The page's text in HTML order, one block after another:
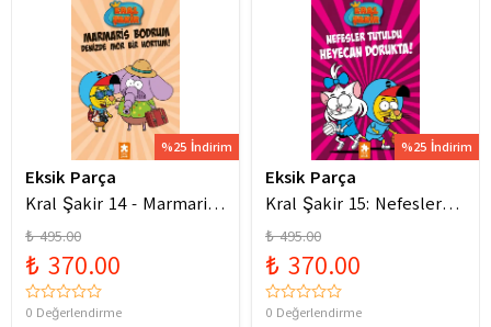
%25 İndirim
Eksik Parça
Kral Şakir 14 - Marmaris
Bodrum Denizde Mor Bir
Hortum
₺ 495.00
₺ 370.00
0 Değerlendirme
%25 İndirim
Eksik Parça
Kral Şakir 15: Nefesler
Tutuldu Heyecan Dorukta
₺ 495.00
₺ 370.00
0 Değerlendirme